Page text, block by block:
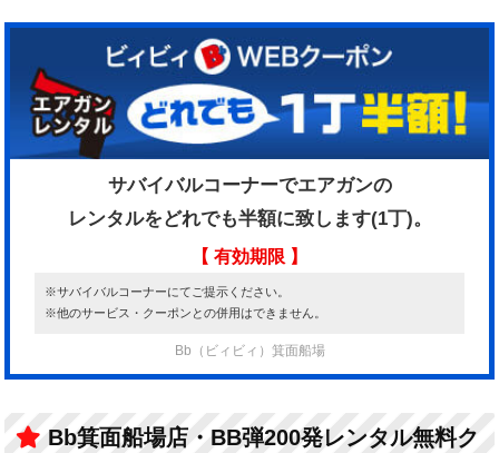
サバイバルコーナーでエアガンの
レンタルをどれでも半額に致します(1丁)。
【 有効期限 】
※サバイバルコーナーにてご提示ください。
※他のサービス・クーポンとの併用はできません。
Bb（ビィビィ）箕面船場
Bb箕面船場店・BB弾200発レンタル無料ク